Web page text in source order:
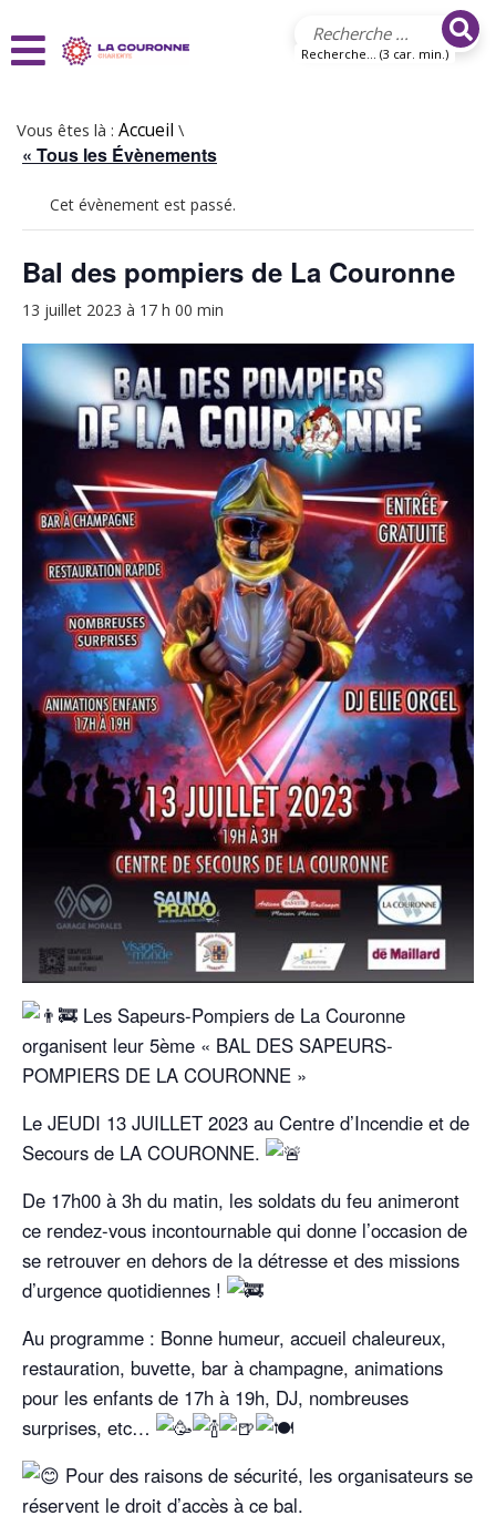
Recherche... (3 car. min.)
Vous êtes là : Accueil \
« Tous les Évènements
Cet évènement est passé.
Bal des pompiers de La Couronne
13 juillet 2023 à 17 h 00 min
Les Sapeurs-Pompiers de La Couronne
organisent leur 5ème « BAL DES SAPEURS-
POMPIERS DE LA COURONNE »
Le JEUDI 13 JUILLET 2023 au Centre d’Incendie et de
Secours de LA COURONNE.
De 17h00 à 3h du matin, les soldats du feu animeront
ce rendez-vous incontournable qui donne l’occasion de
se retrouver en dehors de la détresse et des missions
d’urgence quotidiennes !
Au programme : Bonne humeur, accueil chaleureux,
restauration, buvette, bar à champagne, animations
pour les enfants de 17h à 19h, DJ, nombreuses
surprises, etc…
Pour des raisons de sécurité, les organisateurs se
réservent le droit d’accès à ce bal.